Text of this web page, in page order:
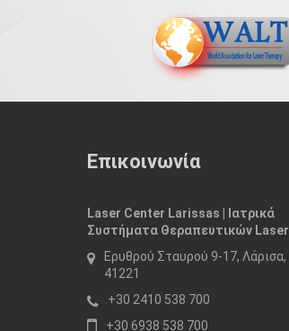
Επικοινωνία
Laser Center Larissas | Ιατρικά
Συστήματα Θεραπευτικών Laser
Ερυθρού Σταυρού 9-17, Λάρισα,
41221
+30 2410 538 700
+30 6938 538 700